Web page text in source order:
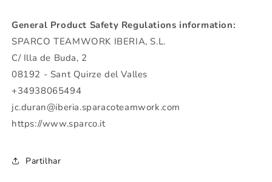
General Product Safety Regulations information:
SPARCO TEAMWORK IBERIA, S.L.
C/ Illa de Buda, 2
08192 - Sant Quirze del Valles
+34938065494
jc.duran@iberia.sparacoteamwork.com
https://www.sparco.it
Partilhar